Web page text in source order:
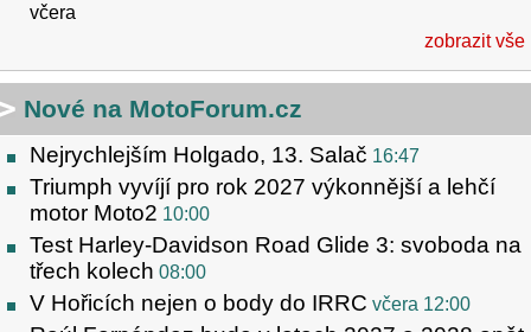
včera
zobrazit vše
Nové na MotoForum.cz
Nejrychlejším Holgado, 13. Salač 16:47
Triumph vyvíjí pro rok 2027 výkonnější a lehčí
motor Moto2 10:00
Test Harley-Davidson Road Glide 3: svoboda na
třech kolech 08:00
V Hořicích nejen o body do IRRC včera 12:00